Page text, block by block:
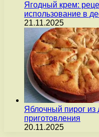
Ягодный крем:
использование в
21.11.2025
Яблочный пирог из
приготовления
20.11.2025